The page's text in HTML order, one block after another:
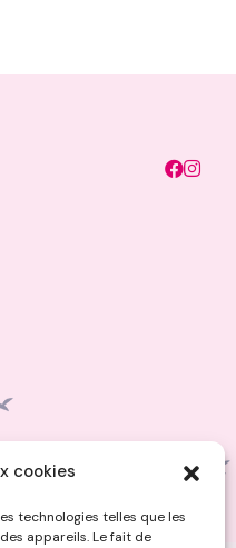
cookies
technologies telles que les
appareils. Le fait de